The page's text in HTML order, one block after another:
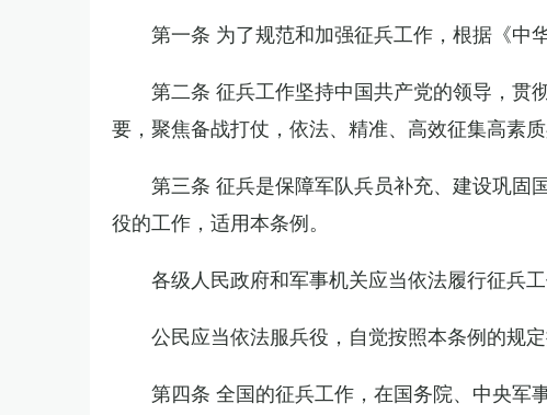
第一条 为了规范和加强征兵工作，根据《中
第二条 征兵工作坚持中国共产党的领导，贯
要，聚焦备战打仗，依法、精准、高效征集高素质
第三条 征兵是保障军队兵员补充、建设巩固
役的工作，适用本条例。
各级人民政府和军事机关应当依法履行征兵
公民应当依法服兵役，自觉按照本条例的规定
第四条 全国的征兵工作，在国务院、中央军